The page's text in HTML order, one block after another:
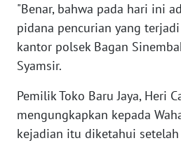
"Benar, bahwa pada hari ini
pidana pencurian yang
kantor polsek Bagan
Syamsir.
Pemilik Toko Baru Jaya, Heri
mengungkapkan kepada
kejadian itu diketahui
WN
BANTEN
WN
WN
KEPRI